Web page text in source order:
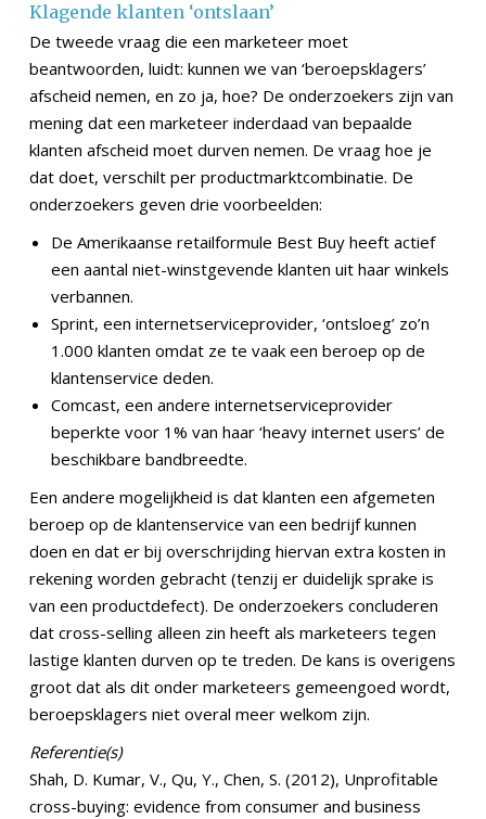
Klagende klanten ‘ontslaan’
De tweede vraag die een marketeer moet
beantwoorden, luidt: kunnen we van ‘beroepsklagers’
afscheid nemen, en zo ja, hoe? De onderzoekers zijn van
mening dat een marketeer inderdaad van bepaalde
klanten afscheid moet durven nemen. De vraag hoe je
dat doet, verschilt per productmarktcombinatie. De
onderzoekers geven drie voorbeelden:
De Amerikaanse retailformule Best Buy heeft actief
een aantal niet-winstgevende klanten uit haar winkels
verbannen.
Sprint, een internetserviceprovider, ‘ontsloeg’ zo’n
1.000 klanten omdat ze te vaak een beroep op de
klantenservice deden.
Comcast, een andere internetserviceprovider
beperkte voor 1% van haar ‘heavy internet users’ de
beschikbare bandbreedte.
Een andere mogelijkheid is dat klanten een afgemeten
beroep op de klantenservice van een bedrijf kunnen
doen en dat er bij overschrijding hiervan extra kosten in
rekening worden gebracht (tenzij er duidelijk sprake is
van een productdefect). De onderzoekers concluderen
dat cross-selling alleen zin heeft als marketeers tegen
lastige klanten durven op te treden. De kans is overigens
groot dat als dit onder marketeers gemeengoed wordt,
beroepsklagers niet overal meer welkom zijn.
Referentie(s)
Shah, D. Kumar, V., Qu, Y., Chen, S. (2012), Unprofitable
cross-buying: evidence from consumer and business